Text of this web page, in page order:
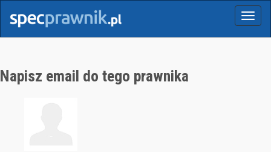
Menu
Napisz email do tego prawnika